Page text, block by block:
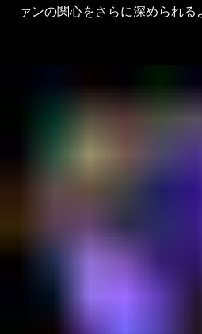
ァンの関心をさらに深められる